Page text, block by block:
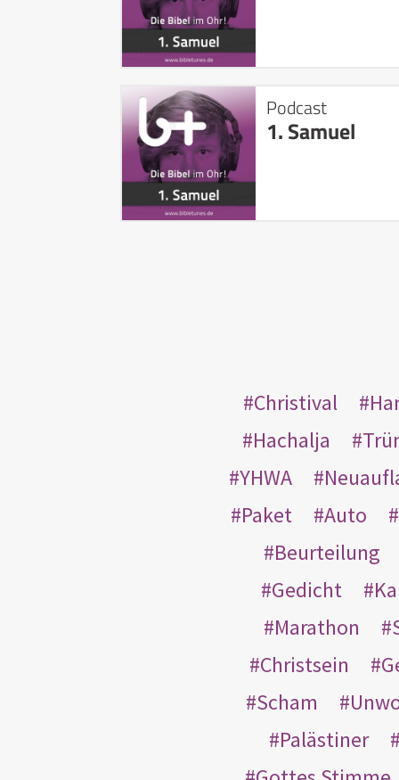
Podcast
1. Samuel
Christival
Hachalja
YHWA
Paket
Auto
Beurteilung
Gedicht
Marathon
Christsein
Scham
Palästiner